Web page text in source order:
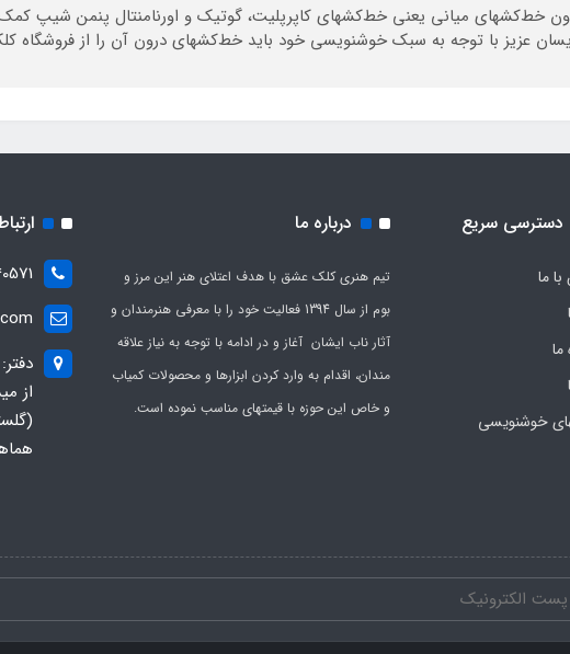
خط‌کشهای میانی یعنی خط‌کشهای کاپرپلیت، گوتیک و اورنامنتال پنمن شیپ
عزیز با توجه به سبک خوشنویسی خود باید خط‌کشهای درون آن را از
دسترسی سریع
ما
ما
خوشنویسی
درباره ما
تیم هنری کلک عشق با هدف اعتلای هنر این مرز و
بوم از سال 1394 فعالیت خود را با معرفی هنرمندان و
آثار ناب ایشان آغاز و در ادامه با توجه به نیاز علاقه
مندان، اقدام به وارد کردن ابزارها و محصولات کمیاب
و خاص این حوزه با قیمتهای مناسب نموده است.
از